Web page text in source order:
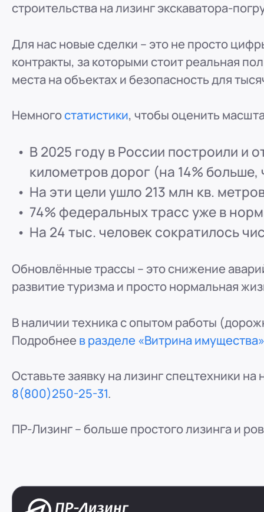
ООО "ПР-Лизинг"
8 (800) 250-25-31 (вн. 220)mail@pr-liz.ru8
ООО "ПР-Лизинг"
РоссияКемерово
ООО "ПР-Лизинг"
8 (800) 250-25-31 (вн. 240)mail@pr-liz.ru8
ООО "ПР-Лизинг"
РоссияИркутск
8 (800) 250-25-31 (вн. 153)mail@pr-liz.ru8
ООО "ПР-Лизинг"
Рязань
ул. Есенина, 1Б
8 (800) 250-25-31 (вн. 153)
8
ООО "ПР-Лизинг"
РоссияПенза
mail@pr-liz.ru
ООО "ПР-Лизинг"
РоссияОмск
ООО "ПР-Лизинг"
РоссияРостов-на-Дону
строительства на лизинг экскаватора-
Для нас новые сделки – это не просто
контракты, за которыми стоит реальная
места на объектах и безопасность для
Немногостатистики, чтобы оценить
В 2025 году в России построили и
километров дорог (на 14%
На эти цели ушло 213 млн кв.
74% федеральных трасс уже в
На 24 тыс. человек сократилось
Обновлённые трассы – это снижение
развитие туризма и просто нормальная
В наличии техника с опытом работы
Подробнее в разделе «Витрина
Оставьте заявку на лизинг спецтехники
8(800)250-25-31.
ПР-Лизинг – больше простого лизинга и